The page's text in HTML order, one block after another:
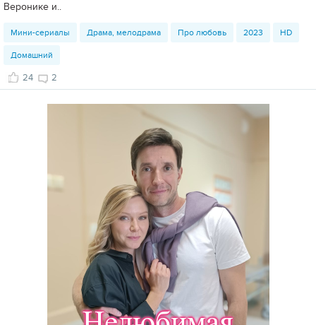
Веронике и..
Мини-сериалы Драма, мелодрама Про любовь 2023 HD
Домашний
24 2